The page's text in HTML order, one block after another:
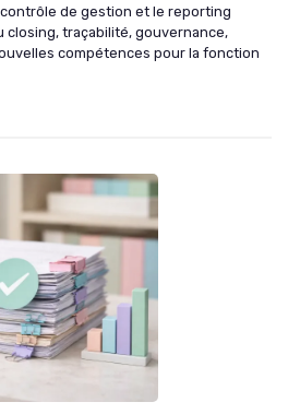
contrôle de gestion et le reporting
closing, traçabilité, gouvernance,
compétences pour la fonction